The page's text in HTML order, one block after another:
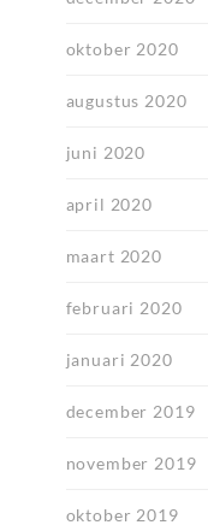
oktober 2020
augustus 2020
juni 2020
april 2020
maart 2020
februari 2020
januari 2020
december 2019
november 2019
oktober 2019